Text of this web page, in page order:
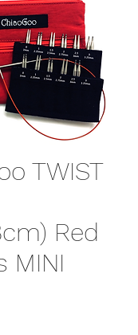
TWIST
Red
MINI